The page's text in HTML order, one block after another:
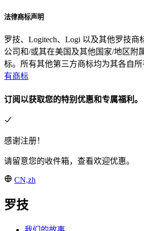
法律商标声明
罗技、Logitech、Logi 以及其他罗技商
公司和/或其在美国及其他国家/地区附
标。所有其他第三方商标均为其各自所
有商标
订阅以获取您的特别优惠和专属福利。
感谢注册！
请留意您的收件箱，查看欢迎优惠。
CN,zh
罗技